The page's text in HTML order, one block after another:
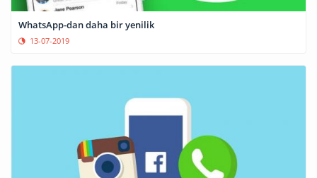
WhatsApp-dan daha bir yenilik
13-07-2019